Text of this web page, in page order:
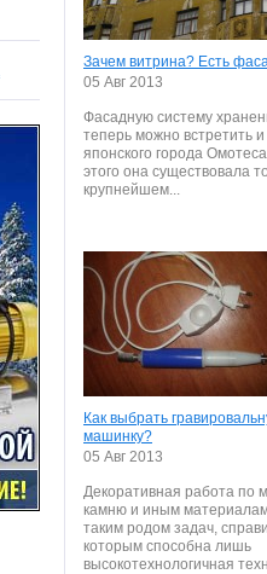
Зачем витрина? Есть
05 Авг 2013
Фасадную систему
теперь можно встретить
японского города
этого она существовала
крупнейшем...
Как выбрать
машинку?
05 Авг 2013
Декоративная работа по
камню и иным
таким родом задач,
которым способна лишь
высокотехнологичная